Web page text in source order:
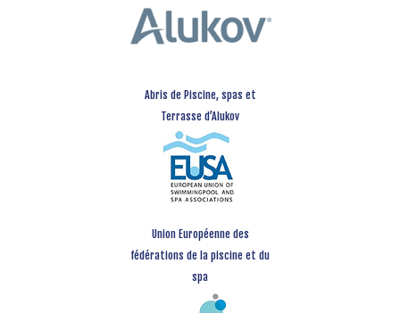
Abris de Piscine, spas et
Terrasse d’Alukov
Union Européenne des
fédérations de la piscine et du
spa